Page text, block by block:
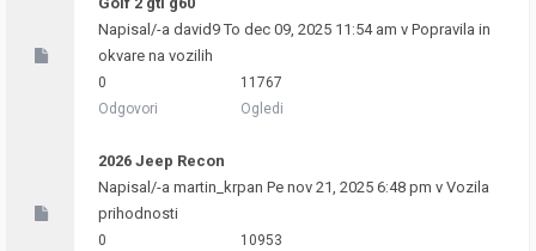
Napisal/-a david9To dec 09, 2025 11:54 am v Popravila in
okvare na vozilih
0
Odgovori
11767
Ogledi
2026 Jeep Recon
Napisal/-a martin_krpan Pe nov 21, 2025 6:48 pm v Vozila
prihodnosti
0
10953